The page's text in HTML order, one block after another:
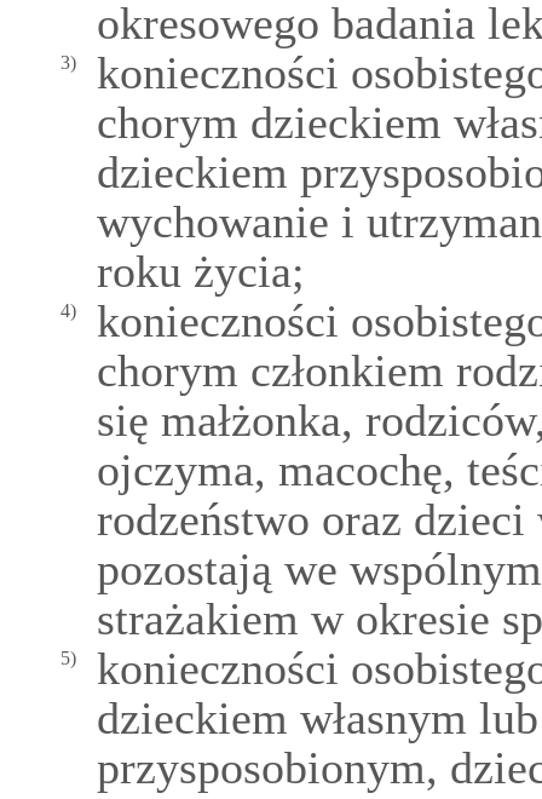
okresowego badania
3)
konieczności
chorym dzieckiem
dzieckiem
wychowanie i
roku życia;
4)
konieczności
chorym członkiem
się małżonka,
ojczyma, macochę,
rodzeństwo oraz
pozostają we
strażakiem w okresie
5)
konieczności
dzieckiem własnym
przysposobionym,